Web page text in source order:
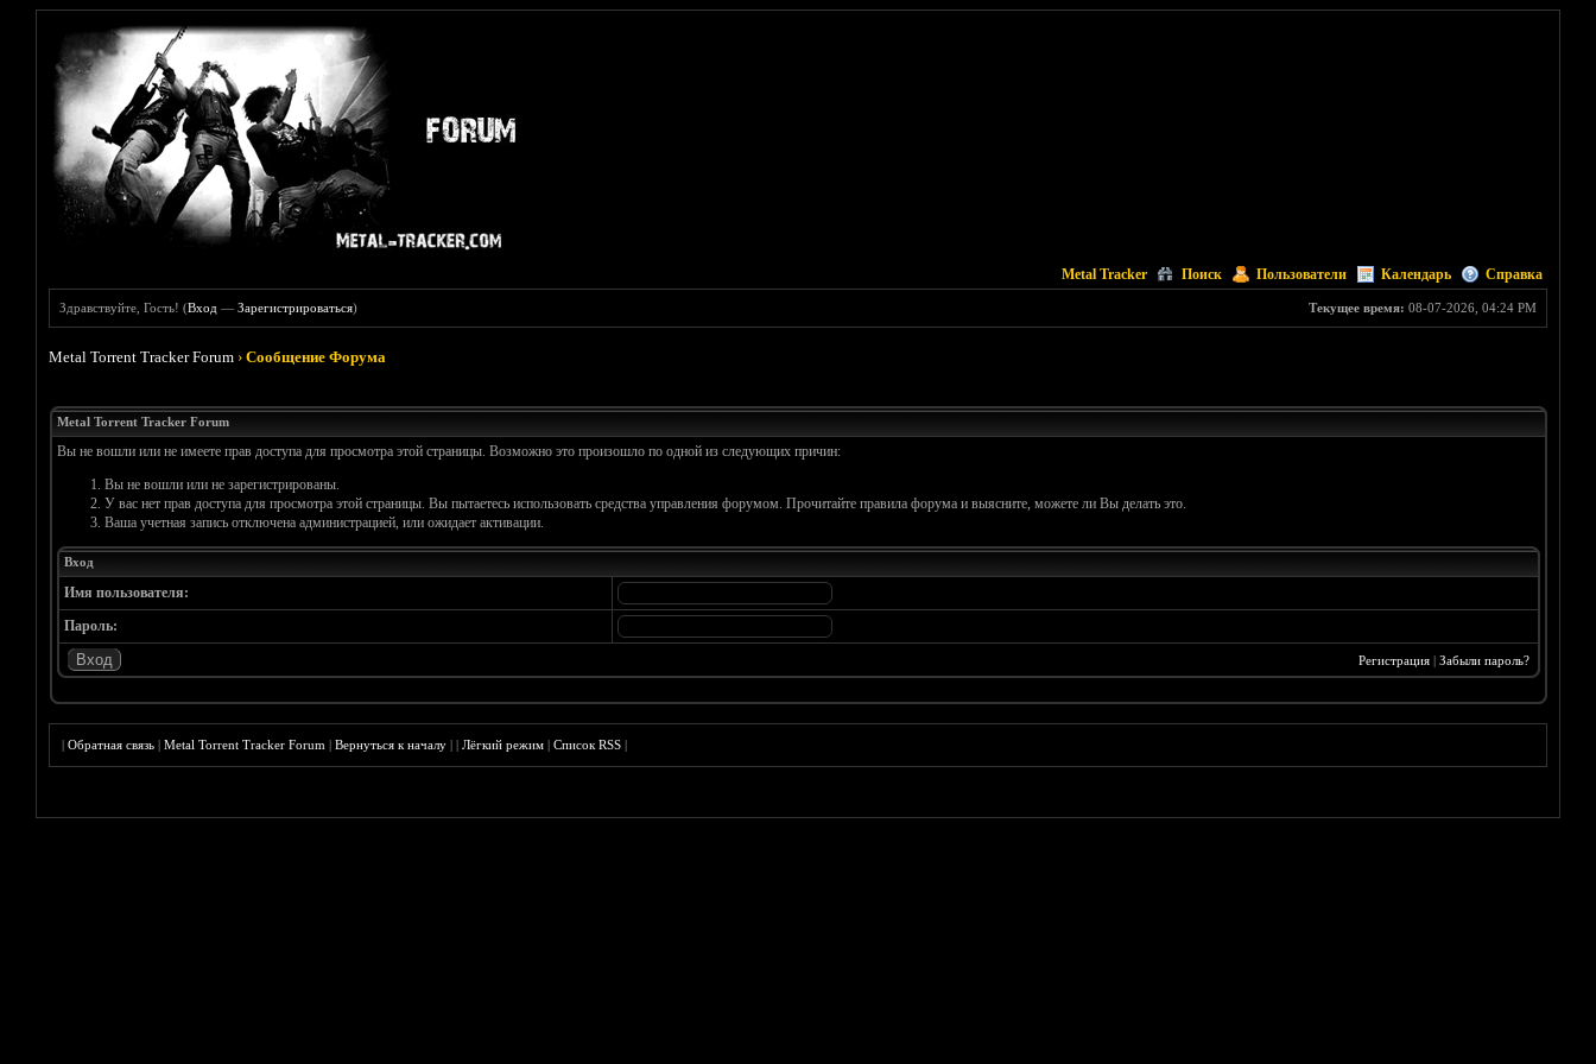
Metal Tracker Поиск Пользователи Календарь Справка
Текущее время: 08-07-2026, 04:24 PM
Здравствуйте, Гость! (Вход —Зарегистрироваться)
Metal Torrent Tracker Forum ›Сообщение Форума
Metal Torrent Tracker Forum
Вы не вошли или не имеете прав доступа для просмотра этой страницы. Возможно это произошло по одной из следующих причин:
Вы не вошли или не зарегистрированы.
У вас нет прав доступа для просмотра этой страницы. Вы пытаетесь использовать средства управления форумом. Прочитайте правила форума и выясните, можете ли Вы делать это.
Ваша учетная запись отключена администрацией, или ожидает активации.
Вход
Имя пользователя:
Пароль:
Регистрация| Забыли пароль?
|Обратная связь |Metal Torrent Tracker Forum |Вернуться к началу ||Лёгкий режим |Список RSS |